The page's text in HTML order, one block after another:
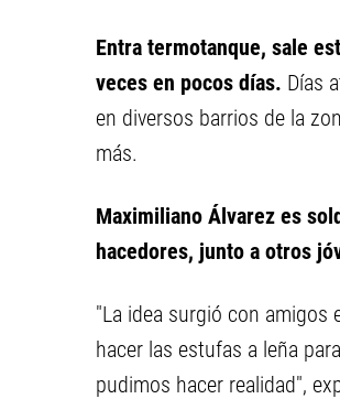
Entra termotanque, sale
veces en pocos días. Días
en diversos barrios de la
más.
Maximiliano Álvarez es
hacedores, junto a otros
"La idea surgió con amigos
hacer las estufas a leña
pudimos hacer realidad",